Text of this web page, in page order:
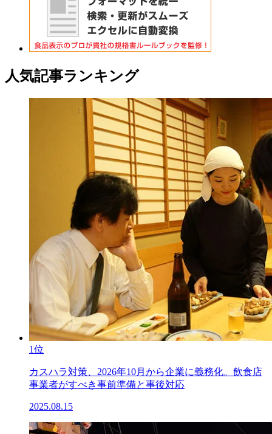
人気記事ランキング
1位
カスハラ対策、2026年10月から企業に義務化。飲食店
事業者がすべき事前準備と事後対応
2025.08.15